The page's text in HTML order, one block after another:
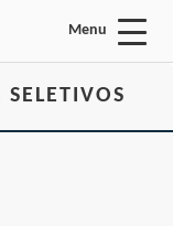
Menu
SELETIVOS